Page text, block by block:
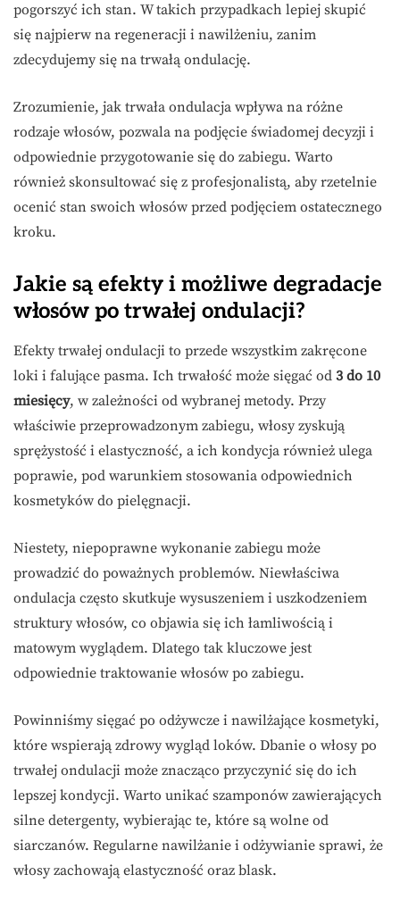
pogorszyć ich stan. W takich przypadkach lepiej skupić
się najpierw na regeneracji i nawilżeniu, zanim
zdecydujemy się na trwałą ondulację.
Zrozumienie, jak trwała ondulacja wpływa na różne
rodzaje włosów, pozwala na podjęcie świadomej decyzji i
odpowiednie przygotowanie się do zabiegu. Warto
również skonsultować się z profesjonalistą, aby rzetelnie
ocenić stan swoich włosów przed podjęciem ostatecznego
kroku.
Jakie są efekty i możliwe degradacje
włosów po trwałej ondulacji?
Efekty trwałej ondulacji to przede wszystkim zakręcone
loki i falujące pasma. Ich trwałość może sięgać od 3 do 10
miesięcy, w zależności od wybranej metody. Przy
właściwie przeprowadzonym zabiegu, włosy zyskują
sprężystość i elastyczność, a ich kondycja również ulega
poprawie, pod warunkiem stosowania odpowiednich
kosmetyków do pielęgnacji.
Niestety, niepoprawne wykonanie zabiegu może
prowadzić do poważnych problemów. Niewłaściwa
ondulacja często skutkuje wysuszeniem i uszkodzeniem
struktury włosów, co objawia się ich łamliwością i
matowym wyglądem. Dlatego tak kluczowe jest
odpowiednie traktowanie włosów po zabiegu.
Powinniśmy sięgać po odżywcze i nawilżające kosmetyki,
które wspierają zdrowy wygląd loków. Dbanie o włosy po
trwałej ondulacji może znacząco przyczynić się do ich
lepszej kondycji. Warto unikać szamponów zawierających
silne detergenty, wybierając te, które są wolne od
siarczanów. Regularne nawilżanie i odżywianie sprawi, że
włosy zachowają elastyczność oraz blask.